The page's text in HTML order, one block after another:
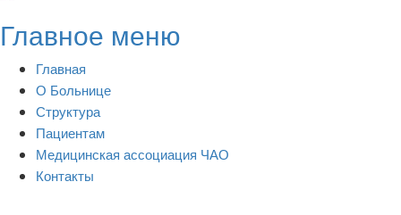
content
Главное меню
Главная
О Больнице
Структура
Пациентам
Медицинская ассоциация ЧАО
Контакты